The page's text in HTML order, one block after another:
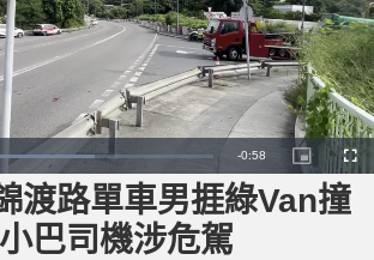
L
o
a
d
e
:
5
R
e
-0:58
P
i
t
F
u
l
l
s
渡路單車男捱綠Van撞
巴司機涉危駕